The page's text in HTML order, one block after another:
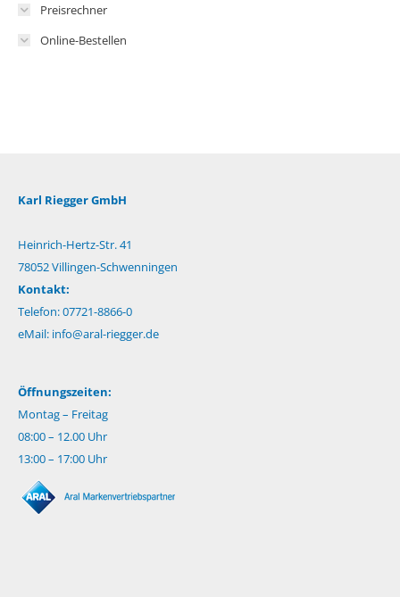
Preisrechner
Online-Bestellen
Karl Riegger GmbH
Heinrich-Hertz-Str. 41
78052 Villingen-Schwenningen
Kontakt:
Telefon: 07721-8866-0
eMail: info@aral-riegger.de
Öffnungszeiten:
Montag – Freitag
08:00 – 12.00 Uhr
13:00 – 17:00 Uhr